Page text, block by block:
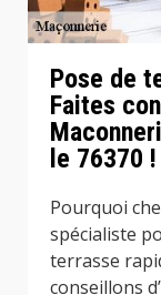
Pose de
Faites
le 76370 !
Pourquoi
spécialiste
terrasse
conseillons